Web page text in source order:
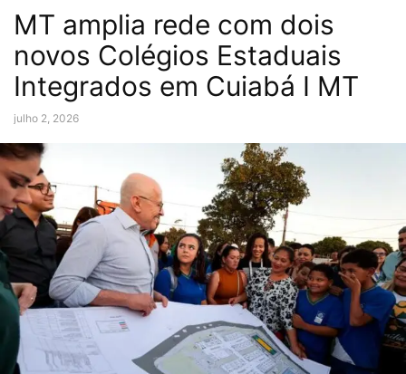
MT amplia rede com dois
novos Colégios Estaduais
Integrados em Cuiabá I MT
julho 2, 2026